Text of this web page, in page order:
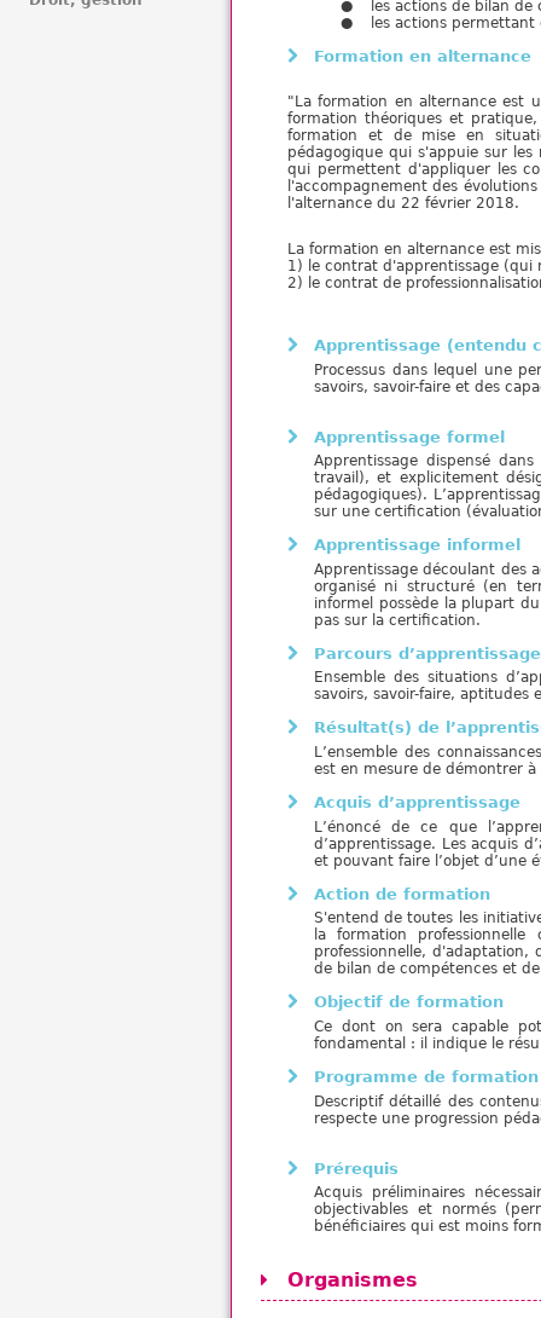
les actions de bilan de
les actions
Formation en alternance
"La formation en alternance est
formation théoriques et
formation et de mise en
pédagogique qui s'appuie sur les
qui permettent d'appliquer les
l'accompagnement des
l'alternance du 22 février 2018.
La formation en alternance est
1) le contrat d'apprentissage (qui
2) le contrat de
Apprentissage (entendu
Processus dans lequel une
savoirs, savoir-faire et des
Apprentissage formel
Apprentissage dispensé
travail), et explicitement
pédagogiques).
sur une certification
Apprentissage informel
Apprentissage découlant des
organisé ni structuré (en
informel possède la plupart
pas sur la certification.
Parcours d’apprentissage
Ensemble des situations
savoirs, savoir-faire, aptitudes
Résultat(s) de
L’ensemble des
est en mesure de démontrer à
Acquis d’apprentissage
L’énoncé de ce que
d’apprentissage. Les acquis
et pouvant faire l’objet d’une
Action de formation
S'entend de toutes les
la formation
professionnelle,
de bilan de compétences et
Objectif de formation
Ce dont on sera capable
fondamental : il indique le
Programme de formation
Descriptif détaillé des
respecte une progression
Prérequis
Acquis préliminaires
objectivables et normés
bénéficiaires qui est moins
Organismes